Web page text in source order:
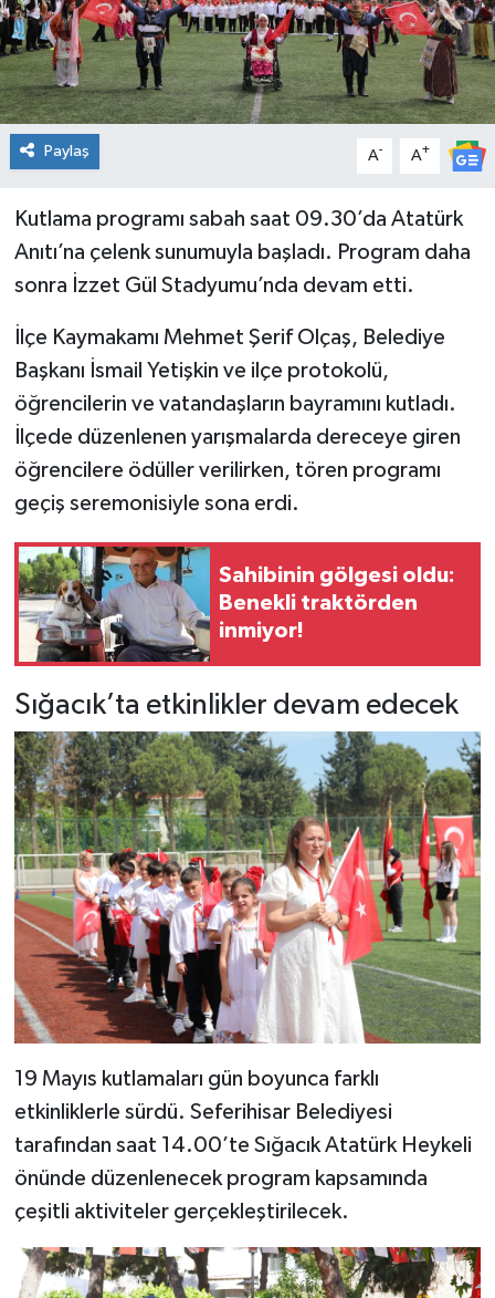
Paylaş A- A+
Kutlama programı sabah saat 09.30’da Atatürk
Anıtı’na çelenk sunumuyla başladı. Program daha
sonra İzzet Gül Stadyumu’nda devam etti.
İlçe Kaymakamı Mehmet Şerif Olçaş, Belediye
Başkanı İsmail Yetişkin ve ilçe protokolü,
öğrencilerin ve vatandaşların bayramını kutladı.
İlçede düzenlenen yarışmalarda dereceye giren
öğrencilere ödüller verilirken, tören programı
geçiş seremonisiyle sona erdi.
Sahibinin gölgesi oldu:
Benekli traktörden
inmiyor!
Sığacık’ta etkinlikler devam edecek
19 Mayıs kutlamaları gün boyunca farklı
etkinliklerle sürdü. Seferihisar Belediyesi
tarafından saat 14.00’te Sığacık Atatürk Heykeli
önünde düzenlenecek program kapsamında
çeşitli aktiviteler gerçekleştirilecek.
Tatil ve Seyahat
Çevre
Okul Gazetesi